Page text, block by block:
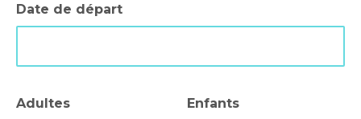
Date de départ
Adultes Enfants